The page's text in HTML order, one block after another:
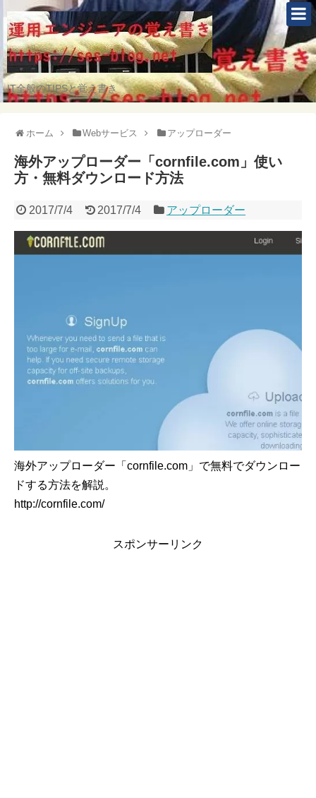
IT全般のTIPSと覚え書き
ホーム Webサービス アップローダー
海外アップローダー「cornfile.com」使い
方・無料ダウンロード方法
2017/7/4 2017/7/4 アップローダー
海外アップローダー「cornfile.com」で無料でダウンロー
ドする方法を解説。
http://cornfile.com/
スポンサーリンク